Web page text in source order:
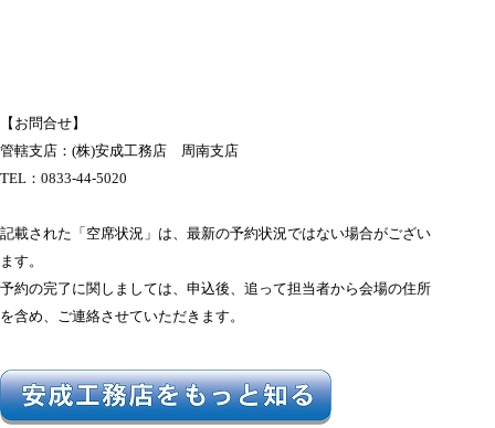
【お問合せ】
管轄支店：(株)安成工務店 周南支店
TEL： 0833-44-5020
記載された「空席状況」は、最新の予約状況ではない場合がござい
ます。
予約の完了に関しましては、申込後、追って担当者から会場の住所
を含め、ご連絡させていただきます。